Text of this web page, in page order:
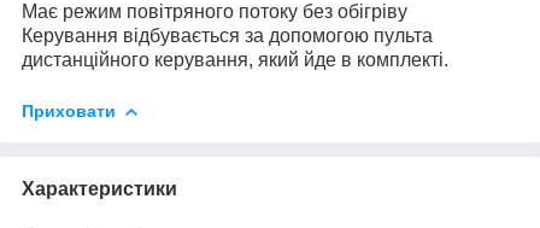
Має режим повітряного потоку без обігріву
Керування відбувається за допомогою пульта
дистанційного керування, який йде в комплекті.
Приховати
Характеристики